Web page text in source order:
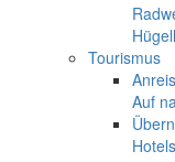
Tourismus
Auf